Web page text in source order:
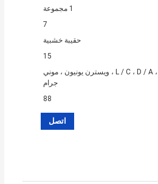
1 مجموعة
7
حقيبة خشبية
15
L / C ، D / A ، D / P ، T / T ، ويسترن يونيون ، موني
جرام
88
اتصل